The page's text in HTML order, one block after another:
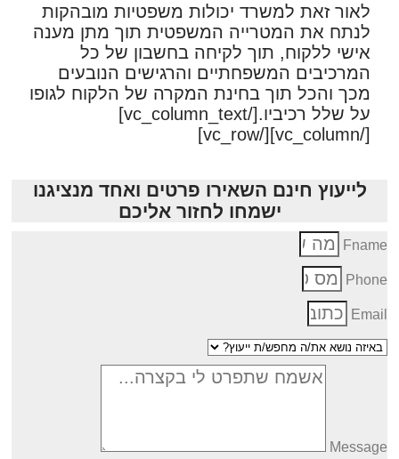
לאור זאת למשרד יכולות משפטיות מובהקות
לנתח את המטרייה המשפטית תוך מתן מענה
אישי ללקוח, תוך לקיחה בחשבון של כל
המרכיבים המשפחתיים והרגישים הנובעים
מכך והכל תוך בחינת המקרה של הלקוח לגופו
על שלל רכיביו.[/vc_column_text]
לייעוץ חינם השאירו פרטים ואחד מנציגנו
ישמחו לחזור אליכם